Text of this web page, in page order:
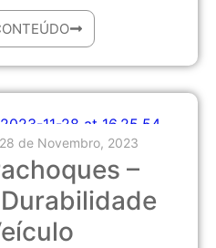
28 de Novembro, 2023
–